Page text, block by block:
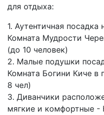
для отдыха:
1. Аутентичная
Комната Мудрости
(до 10 человек)
2. Малые подушки
Комната Богини Киче в
8 чел)
3. Диванчики
мягкие и комфортные -